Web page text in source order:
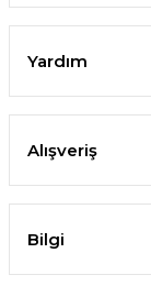
Yardım
Alışveriş
Bilgi